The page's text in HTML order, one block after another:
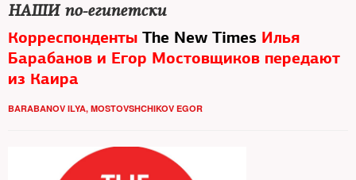
НАШИ по-египетски
Корреспонденты The New Times Илья
Барабанов и Егор Мостовщиков передают
из Каира
BARABANOV ILYA, MOSTOVSHCHIKOV EGOR